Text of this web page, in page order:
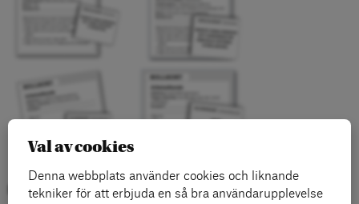
Kategorier:
Val av cookies
Denna webbplats använder cookies och liknande
tekniker för att erbjuda en så bra användarupplevelse